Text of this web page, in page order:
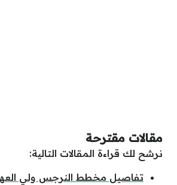
مقالات مقترحة
نرشح لك قراءة المقالات التالية:
تفاصيل مخطط النرجس ولي